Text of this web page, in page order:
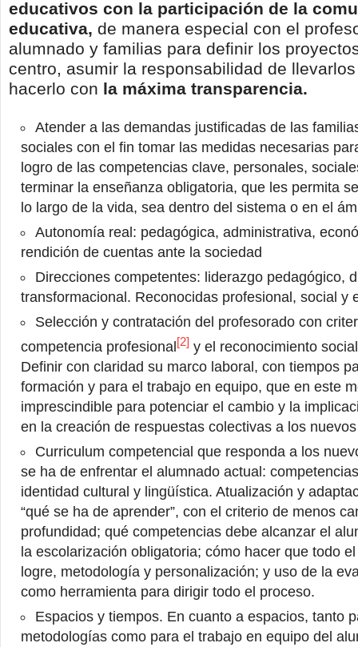
educativos con la participación de la
educativa, de manera especial con el
alumnado y familias para definir los
centro, asumir la responsabilidad de
hacerlo con la máxima transparencia.
Atender a las demandas justificadas de las
sociales con el fin tomar las medidas necesarias
logro de las competencias clave, personales,
terminar la enseñanza obligatoria, que les permita
lo largo de la vida, sea dentro del sistema o en el
Autonomía real: pedagógica, administrativa,
rendición de cuentas ante la sociedad
Direcciones competentes: liderazgo pedagógico,
transformacional. Reconocidas profesional, social y
Selección y contratación del profesorado con
competencia profesional[2] y el reconocimiento
Definir con claridad su marco laboral, con tiempos
formación y para el trabajo en equipo, que en este
imprescindible para potenciar el cambio y la
en la creación de respuestas colectivas a los
Curriculum competencial que responda a los
se ha de enfrentar el alumnado actual:
identidad cultural y lingüística. Atualización y
“qué se ha de aprender”, con el criterio de menos
profundidad; qué competencias debe alcanzar el
la escolarización obligatoria; cómo hacer que todo
logre, metodología y personalización; y uso de la
como herramienta para dirigir todo el proceso.
Espacios y tiempos. En cuanto a espacios, tanto
metodologías como para el trabajo en equipo del